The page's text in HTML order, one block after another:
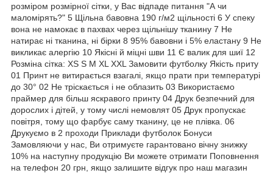
розміром розмірної сітки, у Вас відпаде питання "А чи
маломірять?" 5 Щільна бавовна 190 г/м2 щільності 6 У спеку
вона не намокає в пахвах через щільнішу тканину 7 Не
натирає ні тканина, ні бірки 8 95% бавовни і 5% еластану 9 Не
викликає алергію 10 Якісні й міцні шви 11 Є валик для шиї 12
Розміна сітка: XS S M XL XXL Замовити футболку Якість приту
01 Принт не витирається взагалі, якщо прати при температурі
до 30° 02 Не тріскається і не облазить 03 Використаємо
праймер для більш яскравого принту 04 Друк безпечний для
дорослих і дітей, у тому числі немовлят 05 Друк пропускає
повітря, тому що фарбує саму тканину, це не плівка. 06
Друкуємо в 2 проходи Приклади футболок Бонуси
Замовляючи у нас, Ви отримуєте гарантовано вічну знижку
10% на наступну продукцію Ви можете отримати Поповнення
на телефон 20 грн, якщо залишите відгук про наш магазин